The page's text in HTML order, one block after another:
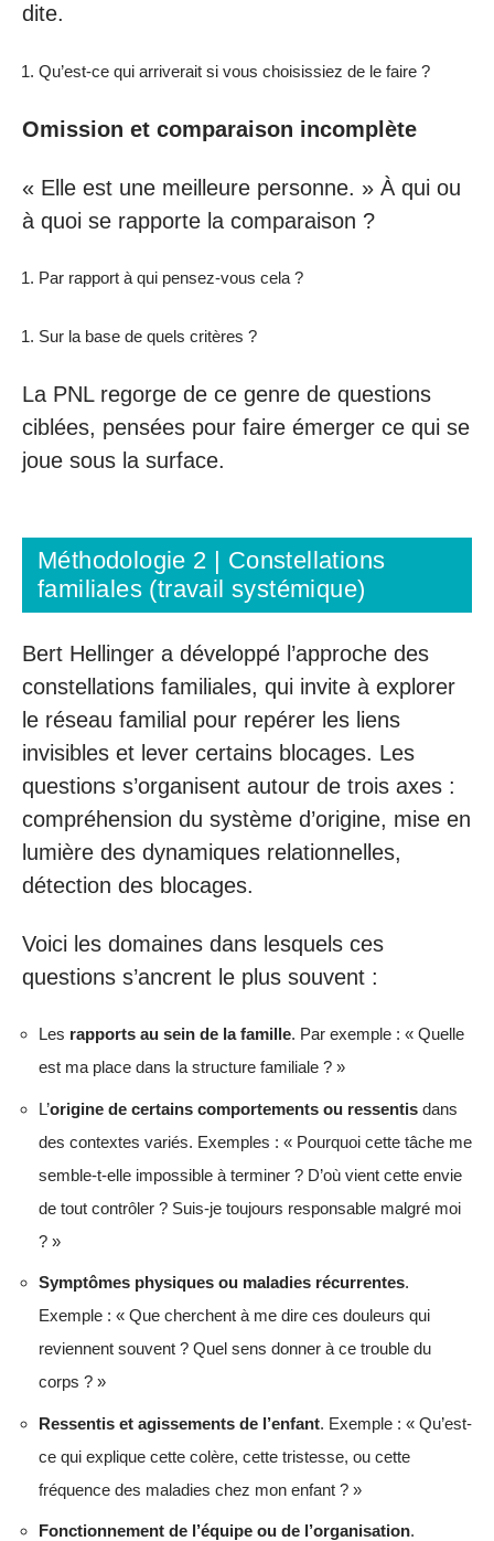
dite.
Qu’est-ce qui arriverait si vous choisissiez de le faire ?
Omission et comparaison incomplète
« Elle est une meilleure personne. » À qui ou
à quoi se rapporte la comparaison ?
Par rapport à qui pensez-vous cela ?
Sur la base de quels critères ?
La PNL regorge de ce genre de questions
ciblées, pensées pour faire émerger ce qui se
joue sous la surface.
Méthodologie 2 | Constellations
familiales (travail systémique)
Bert Hellinger a développé l’approche des
constellations familiales, qui invite à explorer
le réseau familial pour repérer les liens
invisibles et lever certains blocages. Les
questions s’organisent autour de trois axes :
compréhension du système d’origine, mise en
lumière des dynamiques relationnelles,
détection des blocages.
Voici les domaines dans lesquels ces
questions s’ancrent le plus souvent :
Les rapports au sein de la famille. Par exemple : « Quelle
est ma place dans la structure familiale ? »
L’origine de certains comportements ou ressentis dans
des contextes variés. Exemples : « Pourquoi cette tâche me
semble-t-elle impossible à terminer ? D’où vient cette envie
de tout contrôler ? Suis-je toujours responsable malgré moi
? »
Symptômes physiques ou maladies récurrentes.
Exemple : « Que cherchent à me dire ces douleurs qui
reviennent souvent ? Quel sens donner à ce trouble du
corps ? »
Ressentis et agissements de l’enfant. Exemple : « Qu’est-
ce qui explique cette colère, cette tristesse, ou cette
fréquence des maladies chez mon enfant ? »
Fonctionnement de l’équipe ou de l’organisation.